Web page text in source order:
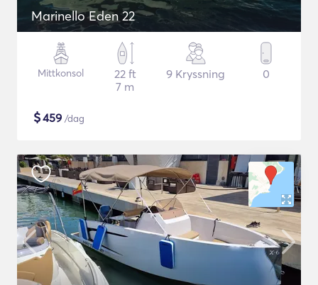
Marinello Eden 22
Mittkonsol
22 ft
7 m
9 Kryssning 0
$459 /dag